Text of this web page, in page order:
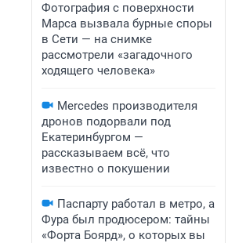
Фотография с поверхности
Марса вызвала бурные споры
в Сети — на снимке
рассмотрели «загадочного
ходящего человека»
Mercedes производителя
дронов подорвали под
Екатеринбургом —
рассказываем всё, что
известно о покушении
Паспарту работал в метро, а
Фура был продюсером: тайны
«Форта Боярд», о которых вы